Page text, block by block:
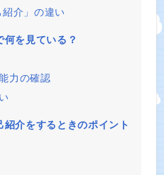
紹介」の違い
何を見ている？
力の確認
紹介をするときのポイント